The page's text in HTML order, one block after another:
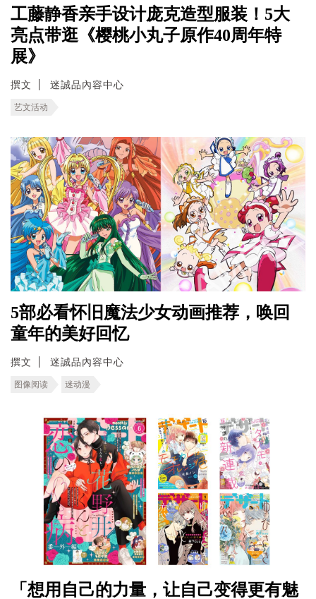
工藤静香亲手设计庞克造型服装！5大
亮点带逛《樱桃小丸子原作40周年特
展》
撰文 迷誠品內容中心
艺文活动
5部必看怀旧魔法少女动画推荐，唤回
童年的美好回忆
撰文 迷誠品內容中心
图像阅读 迷动漫
「想用自己的力量，让自己变得更有魅